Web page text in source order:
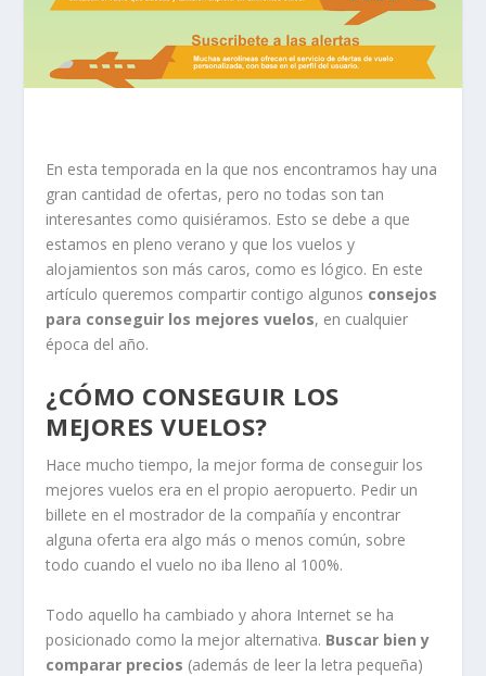
En esta temporada en la que nos encontramos hay una
gran cantidad de ofertas, pero no todas son tan
interesantes como quisiéramos. Esto se debe a que
estamos en pleno verano y que los vuelos y
alojamientos son más caros, como es lógico. En este
artículo queremos compartir contigo algunos consejos
para conseguir los mejores vuelos, en cualquier
época del año.
¿CÓMO CONSEGUIR LOS
MEJORES VUELOS?
Hace mucho tiempo, la mejor forma de conseguir los
mejores vuelos era en el propio aeropuerto. Pedir un
billete en el mostrador de la compañía y encontrar
alguna oferta era algo más o menos común, sobre
todo cuando el vuelo no iba lleno al 100%.
Todo aquello ha cambiado y ahora Internet se ha
posicionado como la mejor alternativa. Buscar bien y
comparar precios (además de leer la letra pequeña)